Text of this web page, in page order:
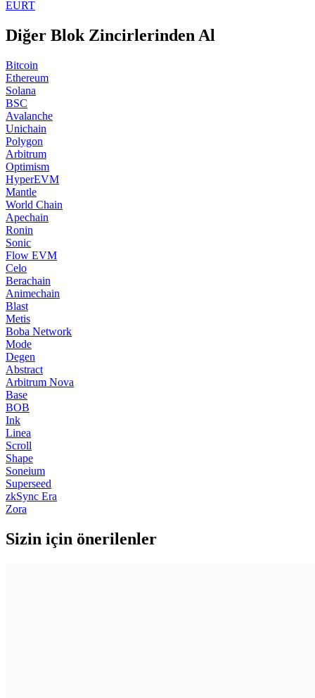
EURT
Diğer Blok Zincirlerinden Al
Bitcoin
Ethereum
Solana
BSC
Avalanche
Unichain
Polygon
Arbitrum
Optimism
HyperEVM
Mantle
World Chain
Apechain
Ronin
Sonic
Flow EVM
Celo
Berachain
Animechain
Blast
Metis
Boba Network
Mode
Degen
Abstract
Arbitrum Nova
Base
BOB
Ink
Linea
Scroll
Shape
Soneium
Superseed
zkSync Era
Zora
Sizin için önerilenler